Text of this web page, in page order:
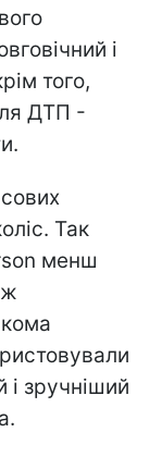
і
того,
ДТП -
Так
менш
зручніший